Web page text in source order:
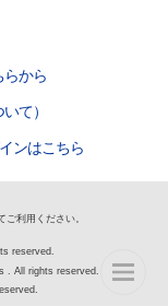
から
て）
ンはこちら
利用ください。
reserved.
. All rights reserved.